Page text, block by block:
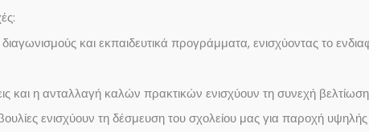
και εκπαιδευτικά προγράμματα, ενισχύοντας το
και η ανταλλαγή καλών πρακτικών ενισχύουν τη συνεχή βελτίωση
ενισχύουν τη δέσμευση του σχολείου μας για παροχή υψηλής